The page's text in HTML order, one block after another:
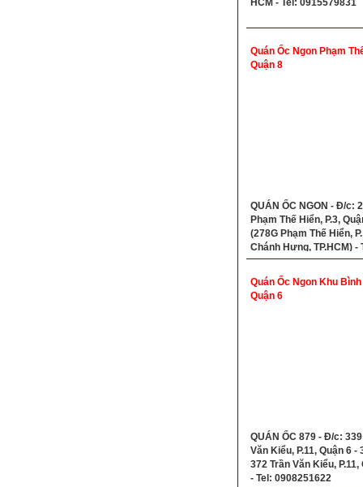
HCM - Tel: 0915579831
Quán Ốc Ngon Phạm
Quận 8
QUÁN ỐC NGON - Đ/c:
Phạm Thế Hiển, P.3,
(278G Phạm Thế Hiển, P.
Chánh Hưng, TP.HCM) -
0908850353
Quán Ốc Ngon Khu Bình
Quận 6
QUÁN ỐC 879 - Đ/c:
Văn Kiểu, P.11, Quận 6 -
372 Trần Văn Kiểu, P.11,
- Tel: 0908251622